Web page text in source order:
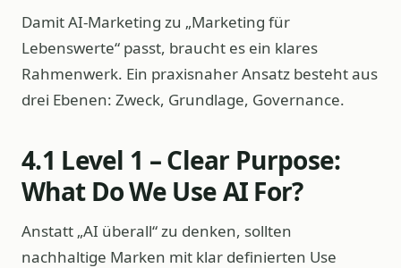
Damit AI-Marketing zu „Marketing für
Lebenswerte“ passt, braucht es ein klares
Rahmenwerk. Ein praxisnaher Ansatz besteht aus
drei Ebenen: Zweck, Grundlage, Governance.
4.1 Level 1 – Clear Purpose:
What Do We Use AI For?
Anstatt „AI überall“ zu denken, sollten
nachhaltige Marken mit klar definierten Use